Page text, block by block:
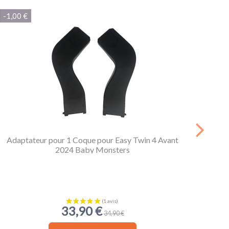
-1,00 €
Adaptateur pour 1 Coque pour Easy Twin 4 Avant
2024 Baby Monsters
33,90 €34,90 €